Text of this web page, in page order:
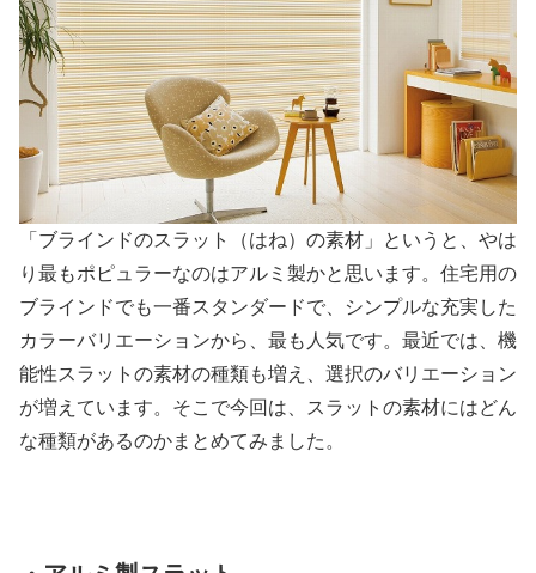
「ブラインドのスラット（はね）の素材」というと、やは
り最もポピュラーなのはアルミ製かと思います。住宅用の
ブラインドでも一番スタンダードで、シンプルな充実した
カラーバリエーションから、最も人気です。最近では、機
能性スラットの素材の種類も増え、選択のバリエーション
が増えています。そこで今回は、スラットの素材にはどん
な種類があるのかまとめてみました。